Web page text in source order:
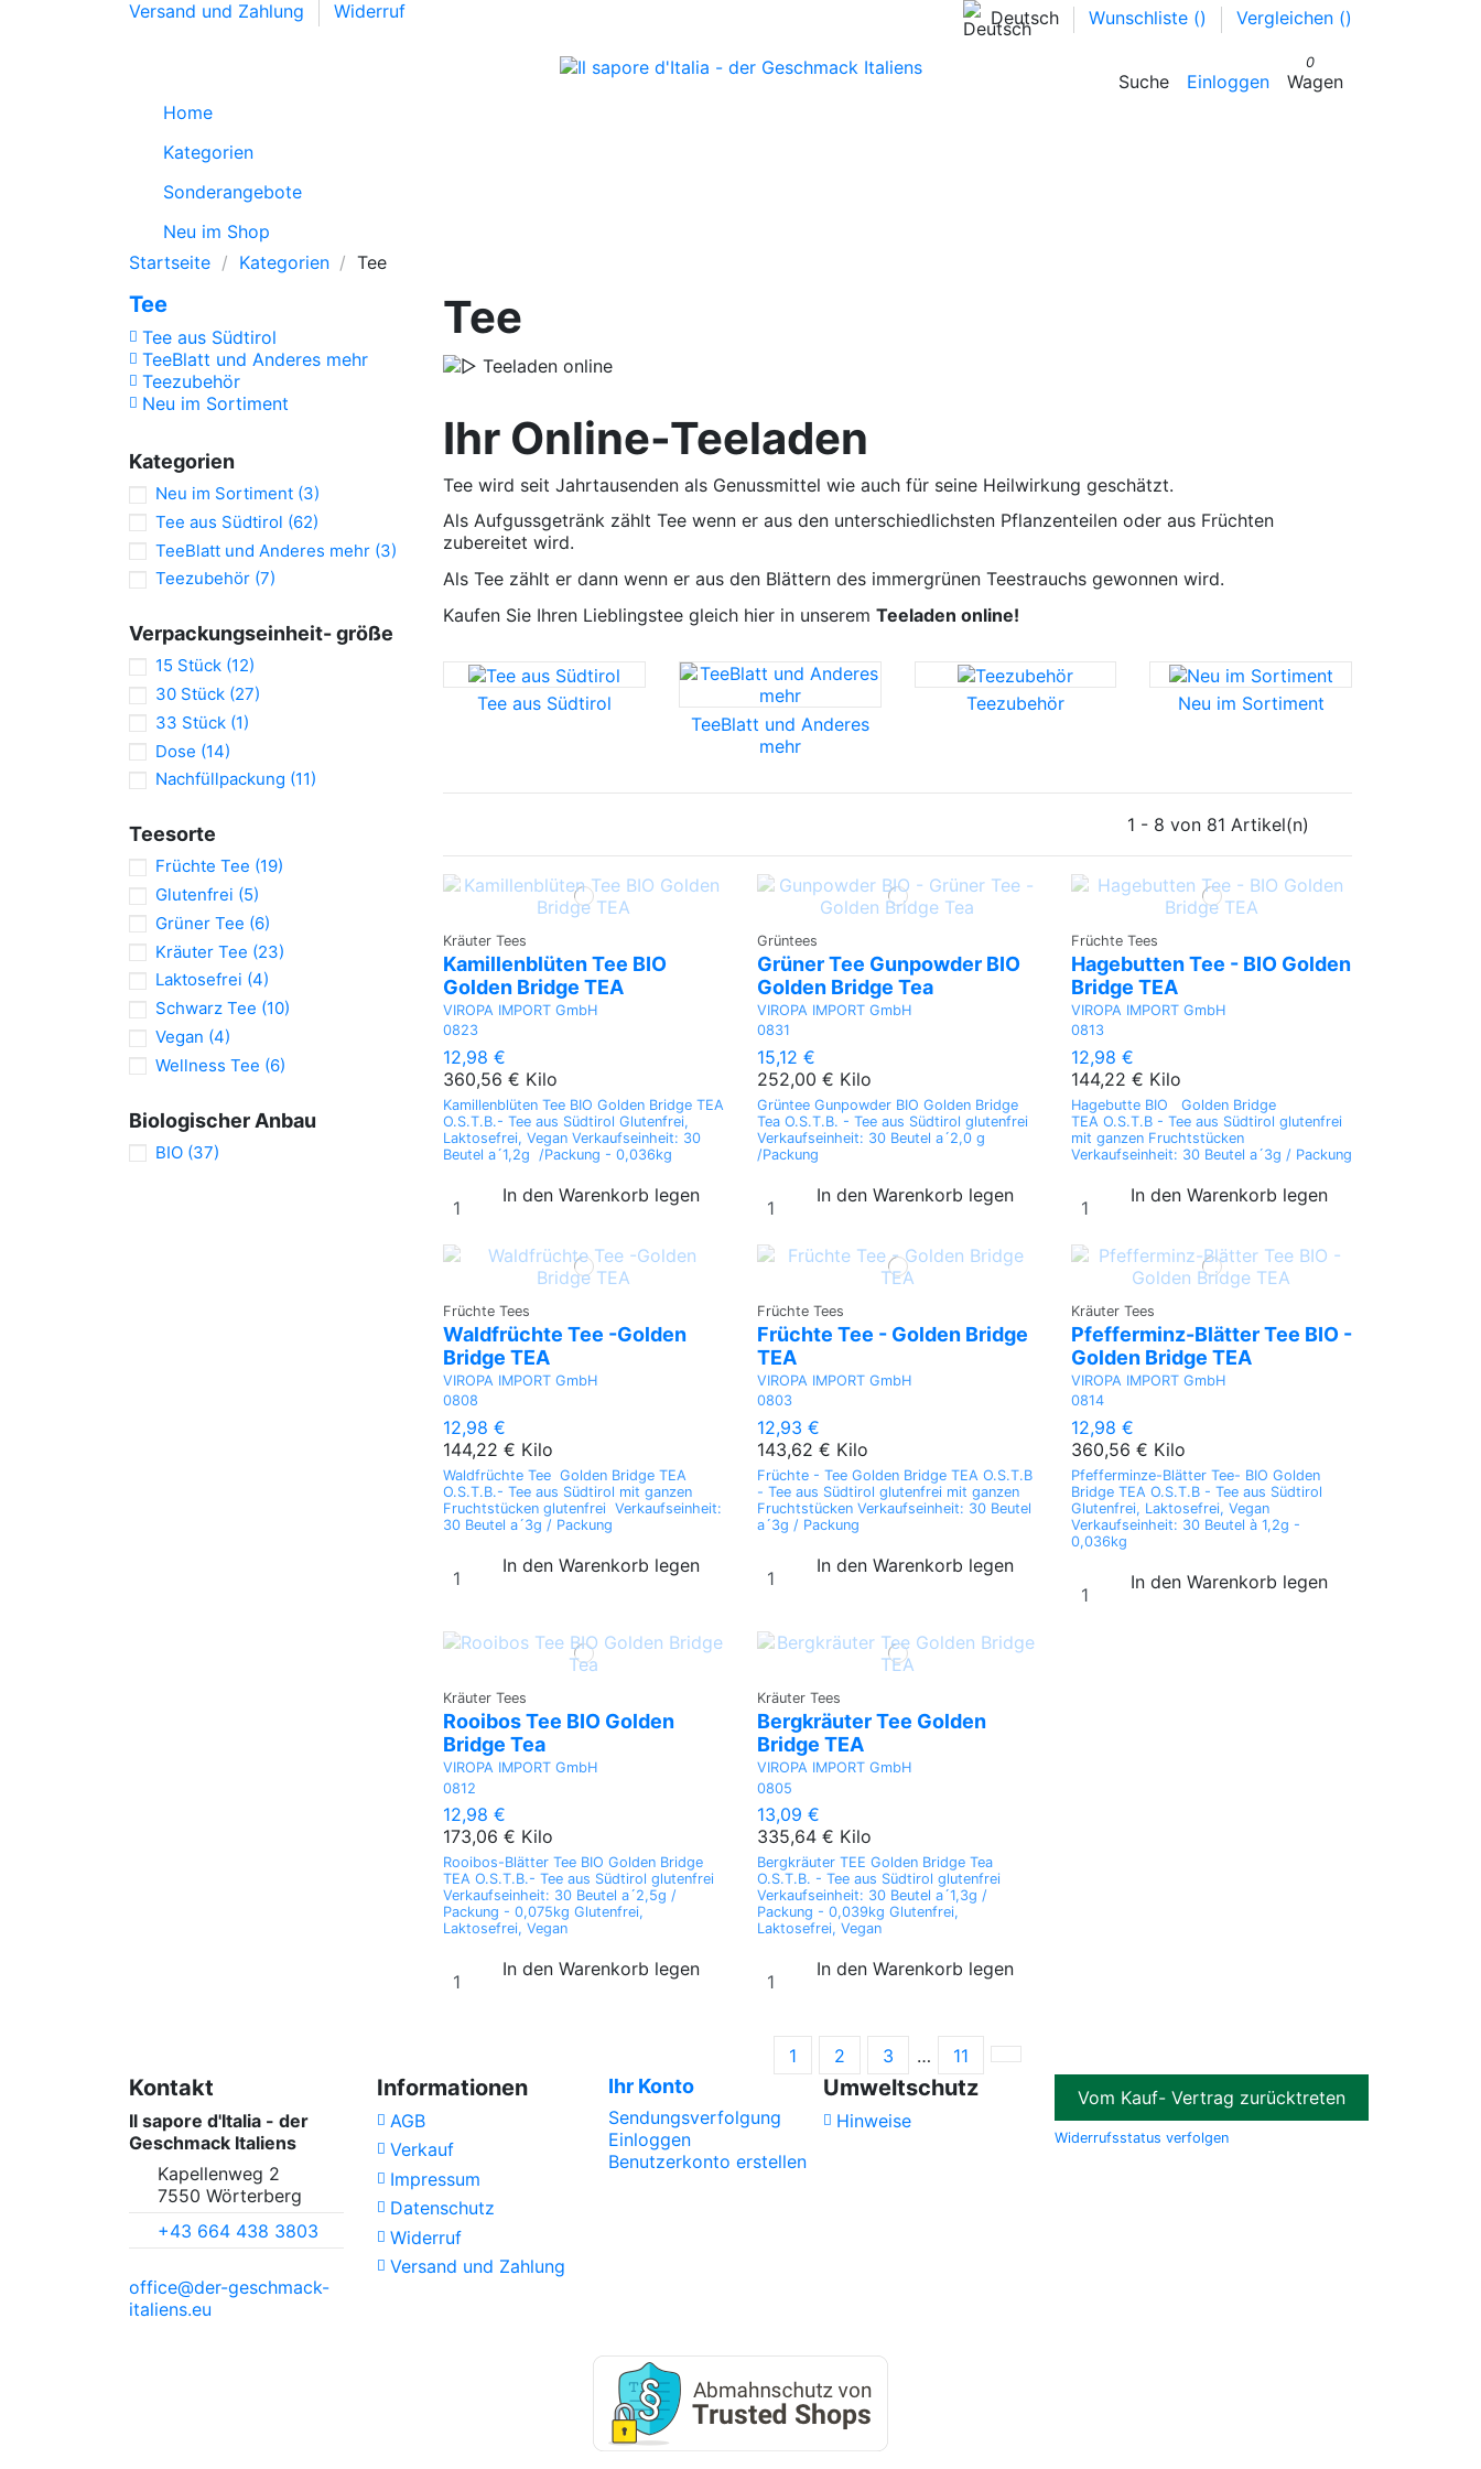
Versand und Zahlung Widerruf Deutsch Wunschliste () Vergleichen ()
Suche Einloggen
0
Wagen
Home
Kategorien
Sonderangebote
Neu im Shop
Startseite
Kategorien Tee
Tee
Ihr Online-Teeladen
Tee wird seit Jahrtausenden als Genussmittel wie auch für seine Heilwirkung geschätzt.
Als Aufgussgetränk zählt Tee wenn er aus den unterschiedlichsten Pflanzenteilen oder aus Früchten
zubereitet wird.
Als Tee zählt er dann wenn er aus den Blättern des immergrünen Teestrauchs gewonnen wird.
Kaufen Sie Ihren Lieblingstee gleich hier in unserem Teeladen online!
Tee aus Südtirol
TeeBlatt und Anderes
mehr
Teezubehör Neu im Sortiment
1 - 8 von 81 Artikel(n)
Kräuter Tees
Kamillenblüten Tee BIO
Golden Bridge TEA
VIROPA IMPORT GmbH
0823
12,98 €
360,56 € Kilo
Kamillenblüten Tee BIO Golden Bridge TEA
O.S.T.B.- Tee aus Südtirol Glutenfrei,
Laktosefrei, Vegan Verkaufseinheit: 30
Beutel a´1,2g /Packung - 0,036kg
In den Warenkorb legen
Grüntees
Grüner Tee Gunpowder BIO
Golden Bridge Tea
VIROPA IMPORT GmbH
0831
15,12 €
252,00 € Kilo
Grüntee Gunpowder BIO Golden Bridge
Tea O.S.T.B. - Tee aus Südtirol glutenfrei
Verkaufseinheit: 30 Beutel a´2,0 g
/Packung
In den Warenkorb legen
Früchte Tees
Hagebutten Tee - BIO Golden
Bridge TEA
VIROPA IMPORT GmbH
0813
12,98 €
144,22 € Kilo
Hagebutte BIO Golden Bridge
TEA O.S.T.B - Tee aus Südtirol glutenfrei
mit ganzen Fruchtstücken
Verkaufseinheit: 30 Beutel a´3g / Packung
In den Warenkorb legen
Früchte Tees
Waldfrüchte Tee -Golden
Bridge TEA
VIROPA IMPORT GmbH
0808
12,98 €
144,22 € Kilo
Waldfrüchte Tee Golden Bridge TEA
O.S.T.B.- Tee aus Südtirol mit ganzen
Fruchtstücken glutenfrei Verkaufseinheit:
30 Beutel a´3g / Packung
In den Warenkorb legen
Früchte Tees
Früchte Tee - Golden Bridge
TEA
VIROPA IMPORT GmbH
0803
12,93 €
143,62 € Kilo
Früchte - Tee Golden Bridge TEA O.S.T.B
- Tee aus Südtirol glutenfrei mit ganzen
Fruchtstücken Verkaufseinheit: 30 Beutel
a´3g / Packung
In den Warenkorb legen
Kräuter Tees
Pfefferminz-Blätter Tee BIO -
Golden Bridge TEA
VIROPA IMPORT GmbH
0814
12,98 €
360,56 € Kilo
Pfefferminze-Blätter Tee- BIO Golden
Bridge TEA O.S.T.B - Tee aus Südtirol
Glutenfrei, Laktosefrei, Vegan
Verkaufseinheit: 30 Beutel à 1,2g -
0,036kg
In den Warenkorb legen
Kräuter Tees
Rooibos Tee BIO Golden
Bridge Tea
VIROPA IMPORT GmbH
0812
12,98 €
173,06 € Kilo
Rooibos-Blätter Tee BIO Golden Bridge
TEA O.S.T.B.- Tee aus Südtirol glutenfrei
Verkaufseinheit: 30 Beutel a´2,5g /
Packung - 0,075kg Glutenfrei,
Laktosefrei, Vegan
In den Warenkorb legen
Kräuter Tees
Bergkräuter Tee Golden
Bridge TEA
VIROPA IMPORT GmbH
0805
13,09 €
335,64 € Kilo
Bergkräuter TEE Golden Bridge Tea
O.S.T.B. - Tee aus Südtirol glutenfrei
Verkaufseinheit: 30 Beutel a´1,3g /
Packung - 0,039kg Glutenfrei,
Laktosefrei, Vegan
In den Warenkorb legen
1 2 3 … 11
Tee
Tee aus Südtirol
TeeBlatt und Anderes mehr
Teezubehör
Neu im Sortiment
Kategorien
Neu im Sortiment (3)
Tee aus Südtirol (62)
TeeBlatt und Anderes mehr (3)
Teezubehör (7)
Verpackungseinheit- größe
15 Stück (12)
30 Stück (27)
33 Stück (1)
Dose (14)
Nachfüllpackung (11)
Teesorte
Früchte Tee (19)
Glutenfrei (5)
Grüner Tee (6)
Kräuter Tee (23)
Laktosefrei (4)
Schwarz Tee (10)
Vegan (4)
Wellness Tee (6)
Biologischer Anbau
BIO (37)
Kontakt
Il sapore d'Italia - der
Geschmack Italiens
Kapellenweg 2
7550 Wörterberg
+43 664 438 3803
office@der-geschmack-
italiens.eu
Informationen
AGB
Verkauf
Impressum
Datenschutz
Widerruf
Versand und Zahlung
Ihr Konto
Sendungsverfolgung
Einloggen
Benutzerkonto erstellen
Umweltschutz
Hinweise
Vom Kauf- Vertrag zurücktreten
Widerrufsstatus verfolgen